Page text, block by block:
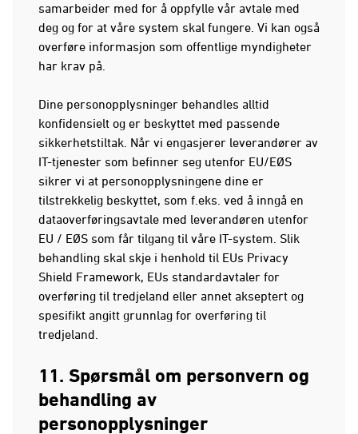
samarbeider med for å oppfylle vår avtale med
deg og for at våre system skal fungere. Vi kan også
overføre informasjon som offentlige myndigheter
har krav på.
Dine personopplysninger behandles alltid
konfidensielt og er beskyttet med passende
sikkerhetstiltak. Når vi engasjerer leverandører av
IT-tjenester som befinner seg utenfor EU/EØS
sikrer vi at personopplysningene dine er
tilstrekkelig beskyttet, som f.eks. ved å inngå en
dataoverføringsavtale med leverandøren utenfor
EU / EØS som får tilgang til våre IT-system. Slik
behandling skal skje i henhold til EUs Privacy
Shield Framework, EUs standardavtaler for
overføring til tredjeland eller annet akseptert og
spesifikt angitt grunnlag for overføring til
tredjeland.
11. Spørsmål om personvern og
behandling av
personopplysninger